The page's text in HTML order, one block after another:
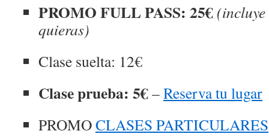
PROMO FULL PASS: 25€ (incluye
quieras)
Clase suelta: 12€
Clase prueba: 5€–Reserva tu lugar
PROMOCLASES PARTICULARES